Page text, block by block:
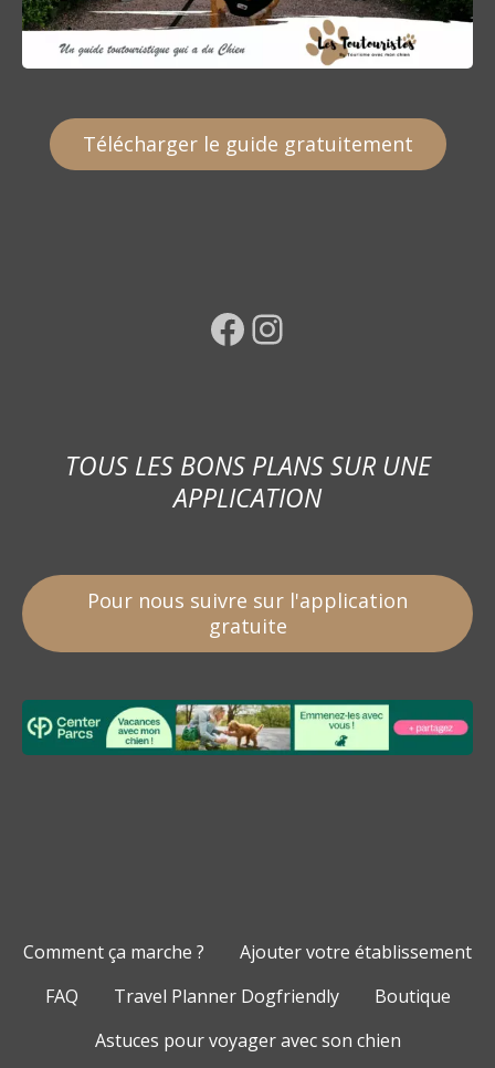
Télécharger le guide gratuitement
Facebook Instagram
TOUS LES BONS PLANS SUR UNE
APPLICATION
Pour nous suivre sur l'application
gratuite
Comment ça marche ?
Ajouter votre établissement
FAQ
Travel Planner Dogfriendly
Boutique
Astuces pour voyager avec son chien